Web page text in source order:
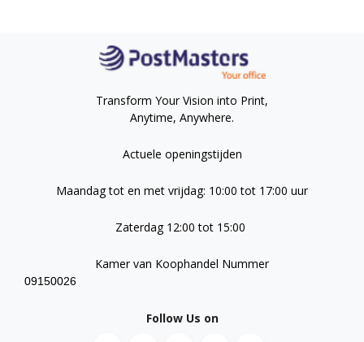
Transform Your Vision into Print,
Anytime, Anywhere.
Actuele openingstijden
Maandag tot en met vrijdag: 10:00 tot 17:00 uur
Zaterdag 12:00 tot 15:00
Kamer van Koophandel Nummer
09150026
Follow Us on